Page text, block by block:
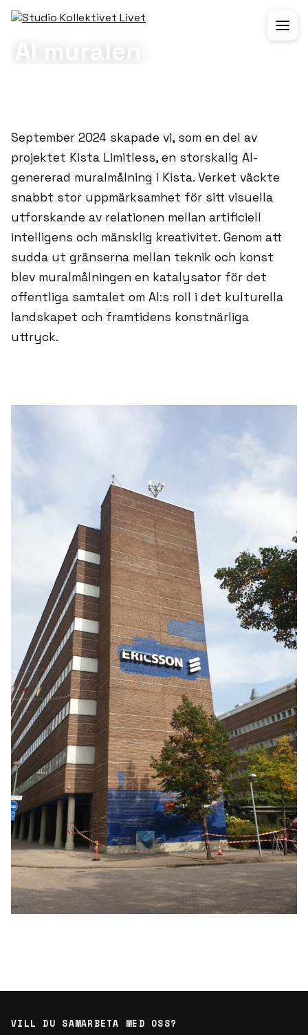
KONST/PRODUKTION
AI muralen
September 2024 skapade vi, som en del av
projektet Kista Limitless, en storskalig AI-
genererad muralmålning i Kista. Verket väckte
snabbt stor uppmärksamhet för sitt visuella
utforskande av relationen mellan artificiell
intelligens och mänsklig kreativitet. Genom att
sudda ut gränserna mellan teknik och konst
blev muralmålningen en katalysator för det
offentliga samtalet om AI:s roll i det kulturella
landskapet och framtidens konstnärliga
uttryck.
VILL DU SAMARBETA MED OSS?